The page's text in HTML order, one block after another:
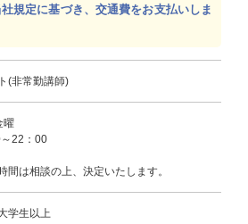
規定に基づき、交通費をお支払いしま
(非常勤講師)
曜
22：00
間は相談の上、決定いたします。
学生以上